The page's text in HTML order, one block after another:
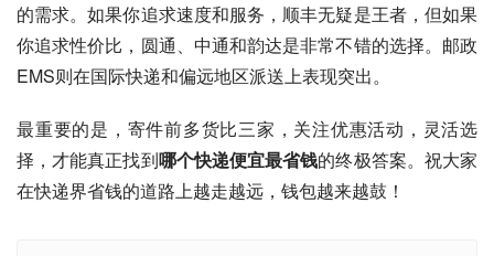
的需求。如果你追求速度和服务，顺丰无疑是王者，但如果
你追求性价比，圆通、中通和韵达是非常不错的选择。邮政
EMS则在国际快递和偏远地区派送上表现突出。
最重要的是，寄件前多货比三家，关注优惠活动，灵活选
择，才能真正找到哪个快递便宜最省钱的终极答案。祝大家
在快递界省钱的道路上越走越远，钱包越来越鼓！